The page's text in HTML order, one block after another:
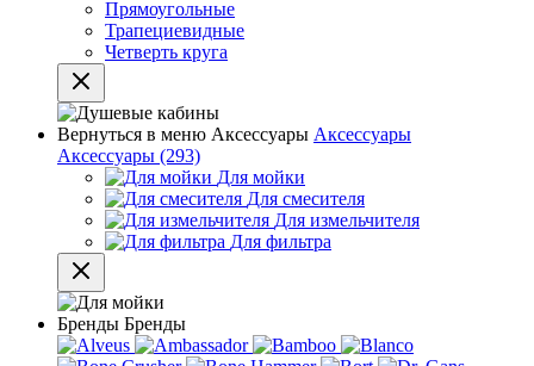
Прямоугольные
Трапециевидные
Четверть круга
Вернуться в меню Аксессуары Аксессуары
Аксессуары (293)
Для мойки
Для смесителя
Для измельчителя
Для фильтра
Бренды Бренды